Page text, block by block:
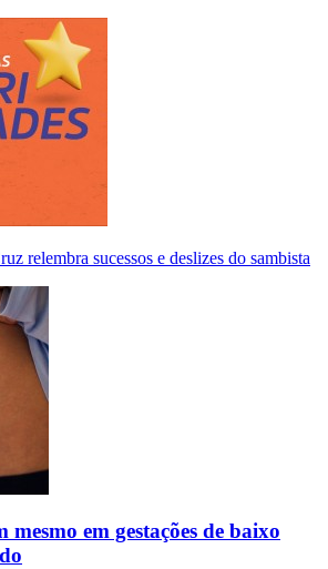
relembra sucessos e deslizes do sambista
mesmo em gestações de baixo